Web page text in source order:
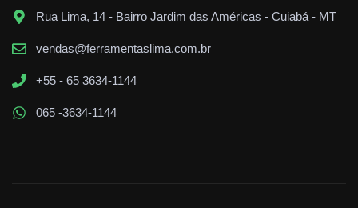
Rua Lima, 14 - Bairro Jardim das Américas - Cuiabá - MT
vendas@ferramentaslima.com.br
+55 - 65 3634-1144
065 -3634-1144